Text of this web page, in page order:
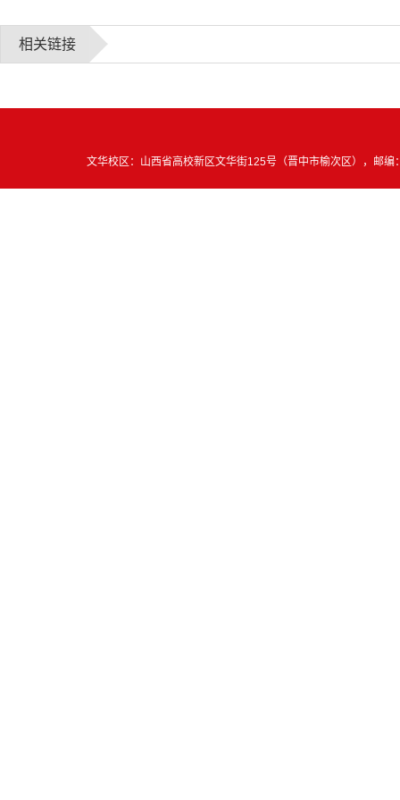
相关链接
文华校区：山西省高校新区文华街125号（晋中市榆次区），邮